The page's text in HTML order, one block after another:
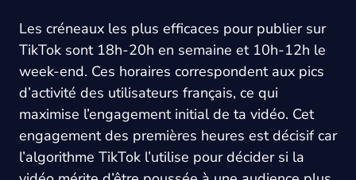
Les créneaux les plus efficaces pour publier sur
TikTok sont 18h-20h en semaine et 10h-12h le
week-end. Ces horaires correspondent aux pics
d’activité des utilisateurs français, ce qui
maximise l’engagement initial de ta vidéo. Cet
engagement des premières heures est décisif car
l’algorithme TikTok l’utilise pour décider si la